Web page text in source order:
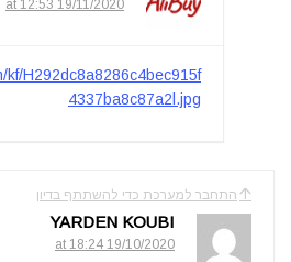
19/11/2020 at 12:53
kf/H292dc8a8286c4bec915f
4337ba8c87a2l.jpg
התחבר למערכת כדי להשתתף בדיון
YARDEN KOUBI
19/10/2020 at 18:24